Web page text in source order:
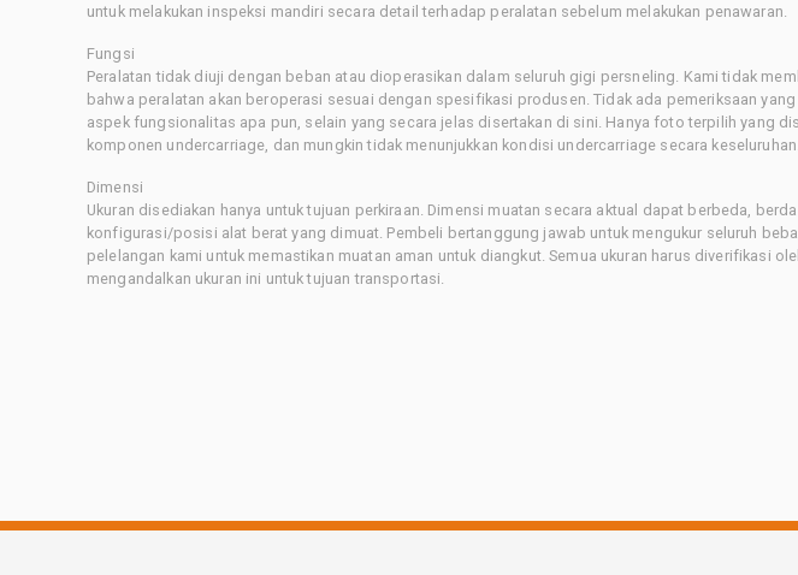
untuk melakukan inspeksi mandiri secara detail terhadap peralatan sebelum melakukan penawaran.
Fungsi
Peralatan tidak diuji dengan beban atau dioperasikan dalam seluruh gigi persneling. Kami tidak
bahwa peralatan akan beroperasi sesuai dengan spesifikasi produsen. Tidak ada pemeriksaan
aspek fungsionalitas apa pun, selain yang secara jelas disertakan di sini. Hanya foto terpilih yang
komponen undercarriage, dan mungkin tidak menunjukkan kondisi undercarriage secara keseluruhan.
Dimensi
Ukuran disediakan hanya untuk tujuan perkiraan. Dimensi muatan secara aktual dapat berbeda,
konfigurasi/posisi alat berat yang dimuat. Pembeli bertanggung jawab untuk mengukur seluruh
pelelangan kami untuk memastikan muatan aman untuk diangkut. Semua ukuran harus diverifikasi
mengandalkan ukuran ini untuk tujuan transportasi.